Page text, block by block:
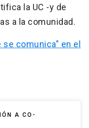
la UC -y de
a la comunidad.
comunica" en el
A CO-